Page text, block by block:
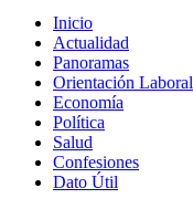
Inicio
Actualidad
Panoramas
Orientación Laboral
Economía
Política
Salud
Confesiones
Dato Útil